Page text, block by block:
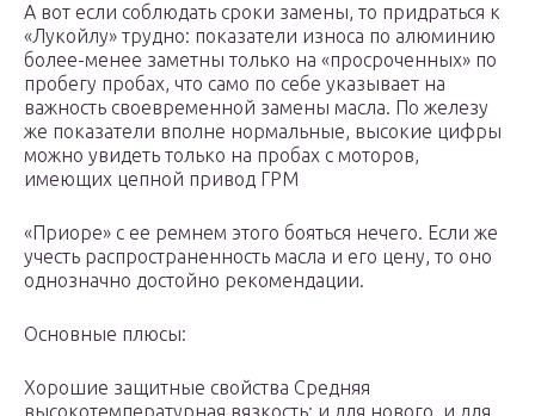
А вот если соблюдать сроки замены, то придраться к
«Лукойлу» трудно: показатели износа по алюминию
более-менее заметны только на «просроченных» по
пробегу пробах, что само по себе указывает на
важность своевременной замены масла. По железу
же показатели вполне нормальные, высокие цифры
можно увидеть только на пробах с моторов,
имеющих цепной привод ГРМ
«Приоре» с ее ремнем этого бояться нечего. Если же
учесть распространенность масла и его цену, то оно
однозначно достойно рекомендации.
Основные плюсы:
Хорошие защитные свойства Средняя
высокотемпературная вязкость: и для нового, и для